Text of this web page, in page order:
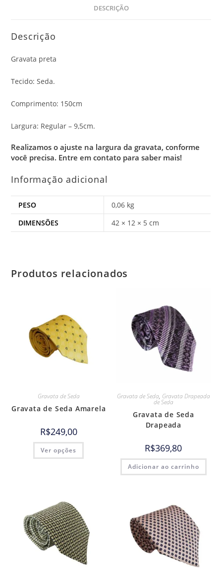
DESCRIÇÃO
Descrição
Gravata preta
Tecido: Seda.
Comprimento: 150cm
Largura: Regular – 9,5cm.
Realizamos o ajuste na largura da gravata, conforme
você precisa. Entre em contato para saber mais!
Informação adicional
PESO
0,06 kg
DIMENSÕES
42 × 12 × 5 cm
Produtos relacionados
Gravata de Seda
Gravata de Seda Amarela
R$249,00
Ver opções
Gravata de Seda, Gravata Drapeada
de Seda
Gravata de Seda
Drapeada
R$369,80
Adicionar ao carrinho